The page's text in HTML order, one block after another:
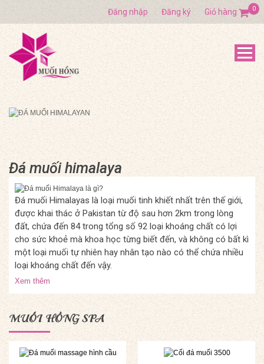
Đăng nhập Đăng ký Giỏ hàng 0
Đá muối himalaya
Đá muối Himalayas là loại muối tinh khiết nhất trên thế giới,
được khai thác ở Pakistan từ độ sau hơn 2km trong lòng
đất, chứa đến 84 trong tổng số 92 loại khoáng chất có lợi
cho sức khoẻ mà khoa học từng biết đến, và không có bất kì
một loại muối tự nhiên hay nhân tạo nào có thể chứa nhiều
loại khoáng chất đến vậy.
Xem thêm
MUỐI HỒNG SPA